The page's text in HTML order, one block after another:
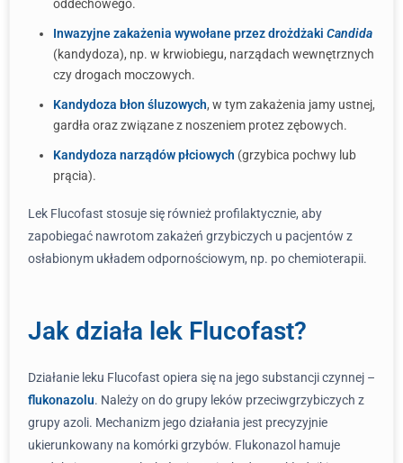
oddechowego.
Inwazyjne zakażenia wywołane przez drożdżaki Candida
(kandydoza), np. w krwiobiegu, narządach wewnętrznych
czy drogach moczowych.
Kandydoza błon śluzowych, w tym zakażenia jamy ustnej,
gardła oraz związane z noszeniem protez zębowych.
Kandydoza narządów płciowych (grzybica pochwy lub
prącia).
Lek Flucofast stosuje się również profilaktycznie, aby
zapobiegać nawrotom zakażeń grzybiczych u pacjentów z
osłabionym układem odpornościowym, np. po chemioterapii.
Jak działa lek Flucofast?
Działanie leku Flucofast opiera się na jego substancji czynnej –
flukonazolu. Należy on do grupy leków przeciwgrzybiczych z
grupy azoli. Mechanizm jego działania jest precyzyjnie
ukierunkowany na komórki grzybów. Flukonazol hamuje